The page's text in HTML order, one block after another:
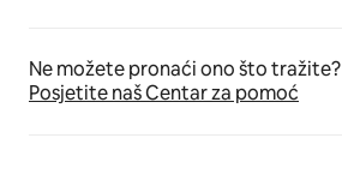
Ne možete pronaći ono što tražite?
Posjetite naš Centar za pomoć